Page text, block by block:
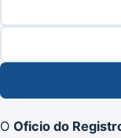
O Oficio do